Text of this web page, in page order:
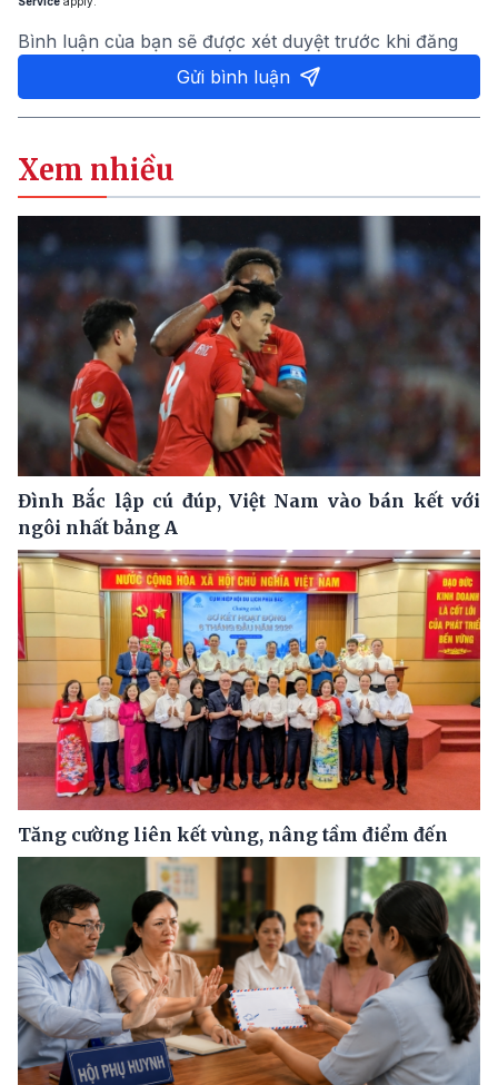
Bình luận của bạn sẽ được xét duyệt trước khi đăng
Gửi bình luận
Xem nhiều
Đình Bắc lập cú đúp, Việt Nam vào bán kết với
ngôi nhất bảng A
Tăng cường liên kết vùng, nâng tầm điểm đến